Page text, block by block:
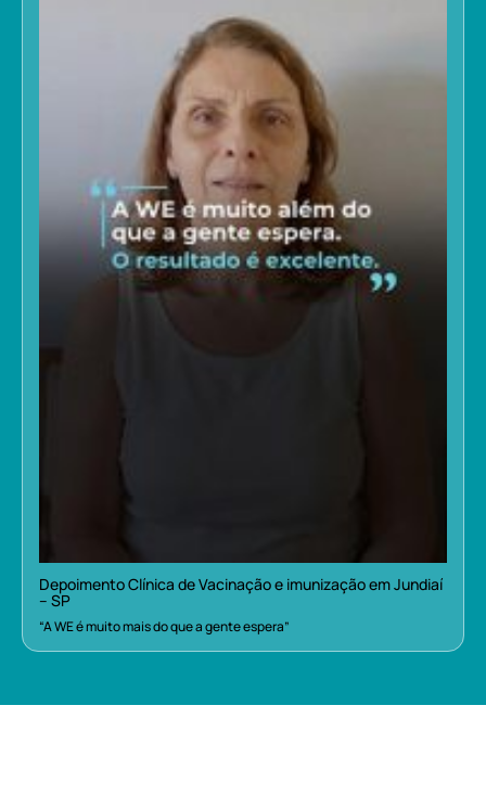
Depoimento Clínica de Vacinação e imunização em Jundiaí
– SP
“A WE é muito mais do que a gente espera”